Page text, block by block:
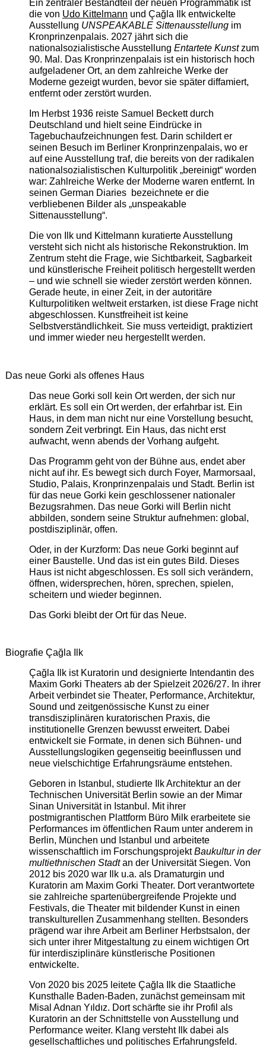
Ein zentraler Bestandteil der neuen Programmatik ist
die von Udo Kittelmann und Çağla Ilk entwickelte
Ausstellung UNSPEAKABLE Sittenausstellungim
Kronprinzenpalais. 2027 jährt sich die
nationalsozialistische Ausstellung Entartete Kunstzum
90. Mal. Das Kronprinzenpalais ist ein historisch hoch
aufgeladener Ort, an dem zahlreiche Werke der
Moderne gezeigt wurden, bevor sie später diffamiert,
entfernt oder zerstört wurden.
Im Herbst 1936 reiste Samuel Beckett durch
Deutschland und hielt seine Eindrücke in
Tagebuchaufzeichnungen fest. Darin schildert er
seinen Besuch im Berliner Kronprinzenpalais, wo er
auf eine Ausstellung traf, die bereits von der radikalen
nationalsozialistischen Kulturpolitik „bereinigt“ worden
war: Zahlreiche Werke der Moderne waren entfernt. In
seinen German Diaries bezeichnete er die
verbliebenen Bilder als „unspeakable
Sittenausstellung“.
Die von Ilk und Kittelmann kuratierte Ausstellung
versteht sich nicht als historische Rekonstruktion. Im
Zentrum steht die Frage, wie Sichtbarkeit, Sagbarkeit
und künstlerische Freiheit politisch hergestellt werden
– und wie schnell sie wieder zerstört werden können.
Gerade heute, in einer Zeit, in der autoritäre
Kulturpolitiken weltweit erstarken, ist diese Frage nicht
abgeschlossen. Kunstfreiheit ist keine
Selbstverständlichkeit. Sie muss verteidigt, praktiziert
und immer wieder neu hergestellt werden.
Das neue Gorki als offenes Haus
Das neue Gorki soll kein Ort werden, der sich nur
erklärt. Es soll ein Ort werden, der erfahrbar ist. Ein
Haus, in dem man nicht nur eine Vorstellung besucht,
sondern Zeit verbringt. Ein Haus, das nicht erst
aufwacht, wenn abends der Vorhang aufgeht.
Das Programm geht von der Bühne aus, endet aber
nicht auf ihr. Es bewegt sich durch Foyer, Marmorsaal,
Studio, Palais, Kronprinzenpalais und Stadt. Berlin ist
für das neue Gorki kein geschlossener nationaler
Bezugsrahmen. Das neue Gorki will Berlin nicht
abbilden, sondern seine Struktur aufnehmen: global,
postdisziplinär, offen.
Oder, in der Kurzform: Das neue Gorki beginnt auf
einer Baustelle. Und das ist ein gutes Bild. Dieses
Haus ist nicht abgeschlossen. Es soll sich verändern,
öffnen, widersprechen, hören, sprechen, spielen,
scheitern und wieder beginnen.
Das Gorki bleibt der Ort für das Neue.
Biografie Çağla Ilk
Çağla Ilk ist Kuratorin und designierte Intendantin des
Maxim Gorki Theaters ab der Spielzeit 2026/27. In ihrer
Arbeit verbindet sie Theater, Performance, Architektur,
Sound und zeitgenössische Kunst zu einer
transdisziplinären kuratorischen Praxis, die
institutionelle Grenzen bewusst erweitert. Dabei
entwickelt sie Formate, in denen sich Bühnen- und
Ausstellungslogiken gegenseitig beeinflussen und
neue vielschichtige Erfahrungsräume entstehen.
Geboren in Istanbul, studierte Ilk Architektur an der
Technischen Universität Berlin sowie an der Mimar
Sinan Universität in Istanbul. Mit ihrer
postmigrantischen Plattform Büro Milk erarbeitete sie
Performances im öffentlichen Raum unter anderem in
Berlin, München und Istanbul und arbeitete
wissenschaftlich im ForschungsprojektBaukultur in der
multiethnischen Stadtan der Universität Siegen. Von
2012 bis 2020 war Ilk u.a. als Dramaturgin und
Kuratorin am Maxim Gorki Theater. Dort verantwortete
sie zahlreiche spartenübergreifende Projekte und
Festivals, die Theater mit bildender Kunst in einen
transkulturellen Zusammenhang stellten. Besonders
prägend war ihre Arbeit am Berliner Herbstsalon, der
sich unter ihrer Mitgestaltung zu einem wichtigen Ort
für interdisziplinäre künstlerische Positionen
entwickelte.
Von 2020 bis 2025 leitete Çağla Ilk die Staatliche
Kunsthalle Baden-Baden, zunächst gemeinsam mit
Misal Adnan Yıldız. Dort schärfte sie ihr Profil als
Kuratorin an der Schnittstelle von Ausstellung und
Performance weiter. Klang versteht Ilk dabei als
gesellschaftliches und politisches Erfahrungsfeld.